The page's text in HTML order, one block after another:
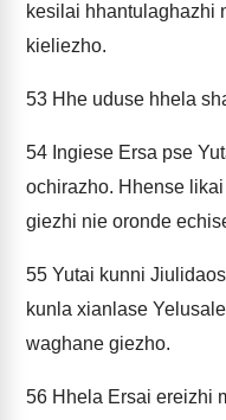
kesilai hhantulaghazhi
kieliezho.
53 Hhe uduse hhela
54 Ingiese Ersa pse
ochirazho. Hhense
giezhi nie oronde
55 Yutai kunni
kunla xianlase
waghane giezho.
56 Hhela Ersai ereizhi